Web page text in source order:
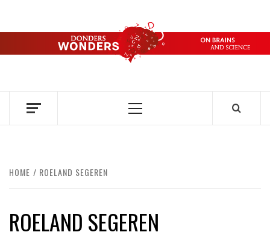
de
DONDERS
OVER HERSENEN EN WETENSCHAP // ON BRAINS AND
Primair
HOME ROELAND SEGEREN
ROELAND SEGEREN